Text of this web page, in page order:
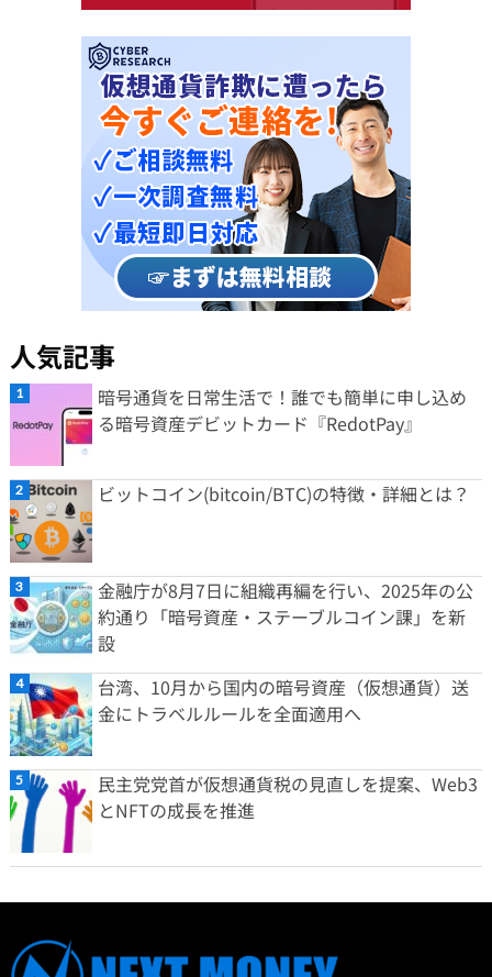
人気記事
暗号通貨を日常生活で！誰でも簡単に申し込め
る暗号資産デビットカード『RedotPay』
ビットコイン(bitcoin/BTC)の特徴・詳細とは？
金融庁が8月7日に組織再編を行い、2025年の公
約通り「暗号資産・ステーブルコイン課」を新
設
台湾、10月から国内の暗号資産（仮想通貨）送
金にトラベルルールを全面適用へ
民主党党首が仮想通貨税の見直しを提案、Web3
とNFTの成長を推進